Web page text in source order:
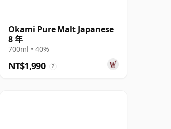
Okami Pure Malt Japanese
8 年
700ml • 40%
NT$1,990 ?